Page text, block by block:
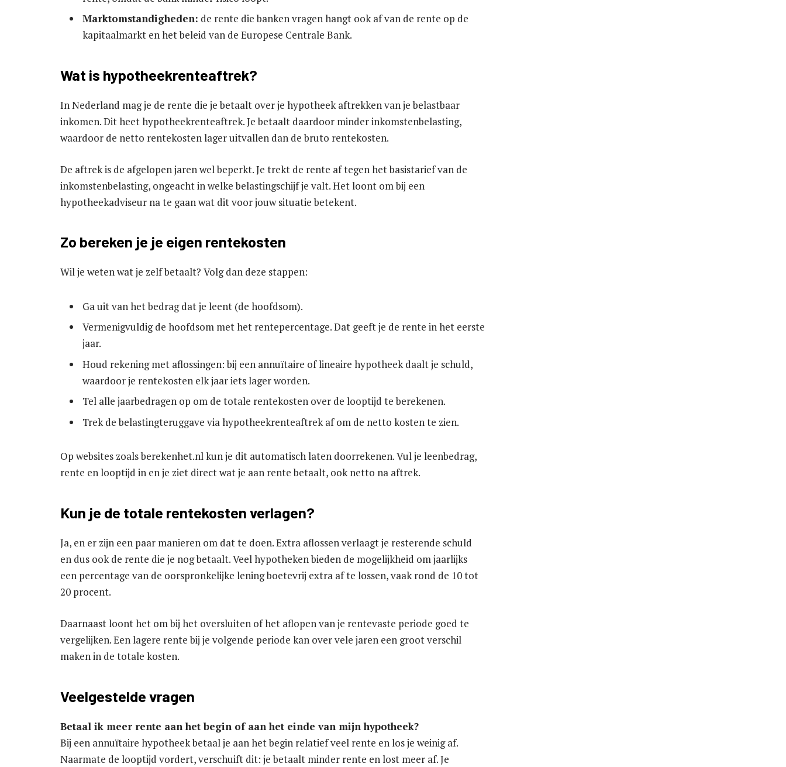
Marktomstandigheden: de rente die banken vragen hangt ook af van de rente op de
kapitaalmarkt en het beleid van de Europese Centrale Bank.
Wat is hypotheekrenteaftrek?
In Nederland mag je de rente die je betaalt over je hypotheek aftrekken van je belastbaar
inkomen. Dit heet hypotheekrenteaftrek. Je betaalt daardoor minder inkomstenbelasting,
waardoor de netto rentekosten lager uitvallen dan de bruto rentekosten.
De aftrek is de afgelopen jaren wel beperkt. Je trekt de rente af tegen het basistarief van de
inkomstenbelasting, ongeacht in welke belastingschijf je valt. Het loont om bij een
hypotheekadviseur na te gaan wat dit voor jouw situatie betekent.
Zo bereken je je eigen rentekosten
Wil je weten wat je zelf betaalt? Volg dan deze stappen:
Ga uit van het bedrag dat je leent (de hoofdsom).
Vermenigvuldig de hoofdsom met het rentepercentage. Dat geeft je de rente in het eerste
jaar.
Houd rekening met aflossingen: bij een annuïtaire of lineaire hypotheek daalt je schuld,
waardoor je rentekosten elk jaar iets lager worden.
Tel alle jaarbedragen op om de totale rentekosten over de looptijd te berekenen.
Trek de belastingteruggave via hypotheekrenteaftrek af om de netto kosten te zien.
Op websites zoals berekenhet.nl kun je dit automatisch laten doorrekenen. Vul je leenbedrag,
rente en looptijd in en je ziet direct wat je aan rente betaalt, ook netto na aftrek.
Kun je de totale rentekosten verlagen?
Ja, en er zijn een paar manieren om dat te doen. Extra aflossen verlaagt je resterende schuld
en dus ook de rente die je nog betaalt. Veel hypotheken bieden de mogelijkheid om jaarlijks
een percentage van de oorspronkelijke lening boetevrij extra af te lossen, vaak rond de 10 tot
20 procent.
Daarnaast loont het om bij het oversluiten of het aflopen van je rentevaste periode goed te
vergelijken. Een lagere rente bij je volgende periode kan over vele jaren een groot verschil
maken in de totale kosten.
Veelgestelde vragen
Betaal ik meer rente aan het begin of aan het einde van mijn hypotheek?
Bij een annuïtaire hypotheek betaal je aan het begin relatief veel rente en los je weinig af.
Naarmate de looptijd vordert, verschuift dit: je betaalt minder rente en lost meer af. Je